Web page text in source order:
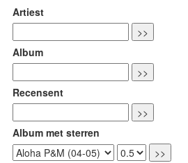
Artiest
Album
Recensent
Album met sterren